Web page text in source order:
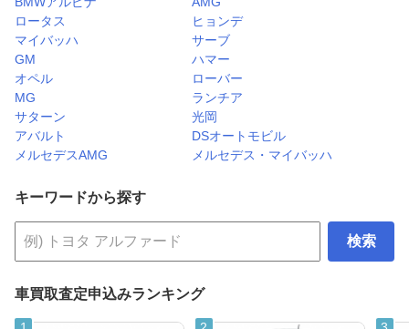
ロータス
ヒョンデ
マイバッハ
サーブ
GM
ハマー
オペル
ローバー
MG
ランチア
サターン
光岡
アバルト
DSオートモビル
メルセデスAMG
メルセデス・マイバッハ
キーワードから探す
検索
車買取査定申込みランキング